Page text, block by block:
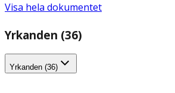
Visa hela dokumentet
Yrkanden (36)
Yrkanden (36)